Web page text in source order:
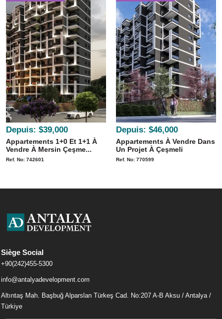
Depuis: $39,000
Appartements 1+0 Et 1+1 À
Vendre À Mersin Çeşme...
Ref. No: 742601
Depuis: $46,000
Appartements À Vendre Dans
Un Projet À Çeşmeli
Ref. No: 770599
Siège Social
+90(242)455-5300
info@antalyadevelopment.com
Altıntaş Mah. Başbuğ Alparslan Türkeş Cad. No:207 A-B Aksu / Antalya /
Türkiye